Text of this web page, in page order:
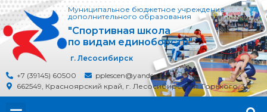
Муниципальное бюджетное учреждение
дополнительного образования
"Спортивная школа
по видам единоборств"
г. Лесосибирск
+7 (39145) 60500
pplescen@yandex.ru
662549, Красноярский край, г. Лесосибирск, ул. Горького, 30